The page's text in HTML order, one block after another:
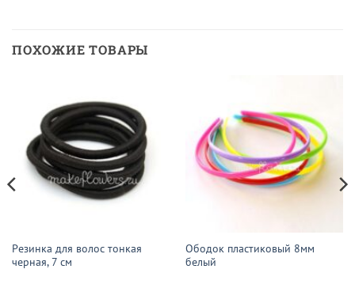
ПОХОЖИЕ ТОВАРЫ
Резинка для волос тонкая
черная, 7 см
Ободок пластиковый 8мм
белый